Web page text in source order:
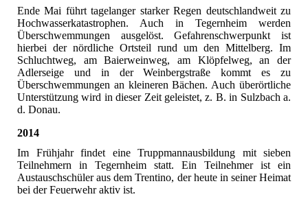
Ende Mai führt tagelanger starker Regen deutschlandweit zu
Hochwasserkatastrophen. Auch in Tegernheim werden
Überschwemmungen ausgelöst. Gefahrenschwerpunkt ist
hierbei der nördliche Ortsteil rund um den Mittelberg. Im
Schluchtweg, am Baierweinweg, am Klöpfelweg, an der
Adlerseige und in der Weinbergstraße kommt es zu
Überschwemmungen an kleineren Bächen. Auch überörtliche
Unterstützung wird in dieser Zeit geleistet, z. B. in Sulzbach a.
d. Donau.
2014
Im Frühjahr findet eine Truppmannausbildung mit sieben
Teilnehmern in Tegernheim statt. Ein Teilnehmer ist ein
Austauschschüler aus dem Trentino, der heute in seiner Heimat
bei der Feuerwehr aktiv ist.